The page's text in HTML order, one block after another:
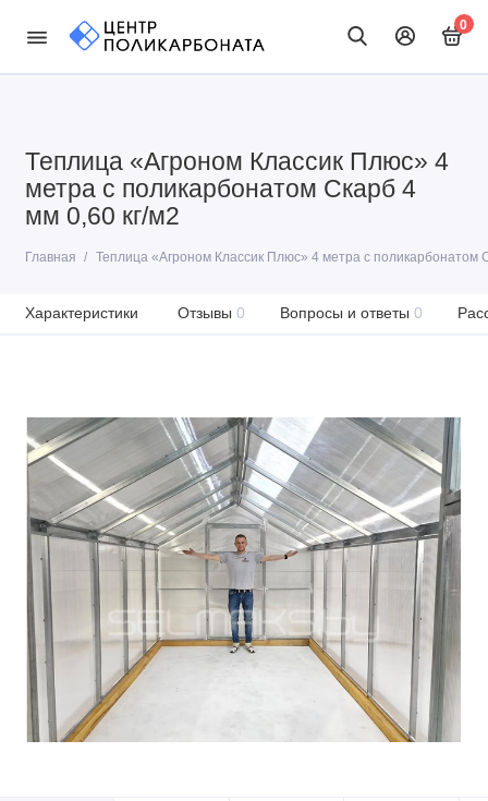
0
Теплица «Агроном Классик Плюс» 4
метра с поликарбонатом Скарб 4
мм 0,60 кг/м2
Главная Теплица «Агроном Классик Плюс» 4 метра с поликарбонатом
Характеристики Отзывы 0 Вопросы и ответы 0